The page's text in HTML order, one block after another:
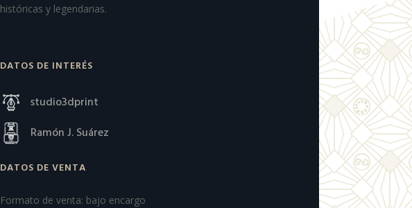
históricas y legendarias.
DATOS DE INTERÉS
studio3dprint
Ramón J. Suárez
DATOS DE VENTA
Formato de venta: bajo encargo